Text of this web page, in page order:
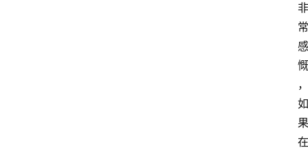
非
常
感
慨
，
如
果
在